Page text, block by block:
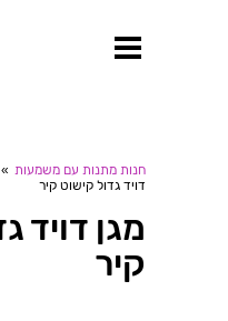
חנות מתנות עם משמעות »
דויד גדול קישוט קיר
מגן דויד
קיר